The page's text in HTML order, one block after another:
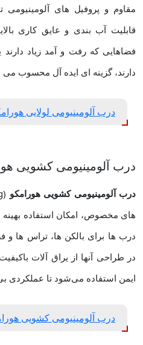
مقاوم و پروفیل ‌های
قابلیت آب ‌بندی و عایق ‌کاری
فضاهایی که رفت ‌و آمد زیاد دارند
دارند، گزینه ‌ای ایده ‌آل محسوب
درب آلومینیومی لولایی
درب آلومینیومی کشویی
درب آلومینیومی کشویی هورامکو
های مخصوص، امکان استفاده بهینه
درب ‌ها برای بالکن ‌ها، تراس‌ ها و
در طراحی آنها از یراق ‌آلات
ایمن استفاده می‌شود تا عملکردی
درب آلومینیومی کشویی